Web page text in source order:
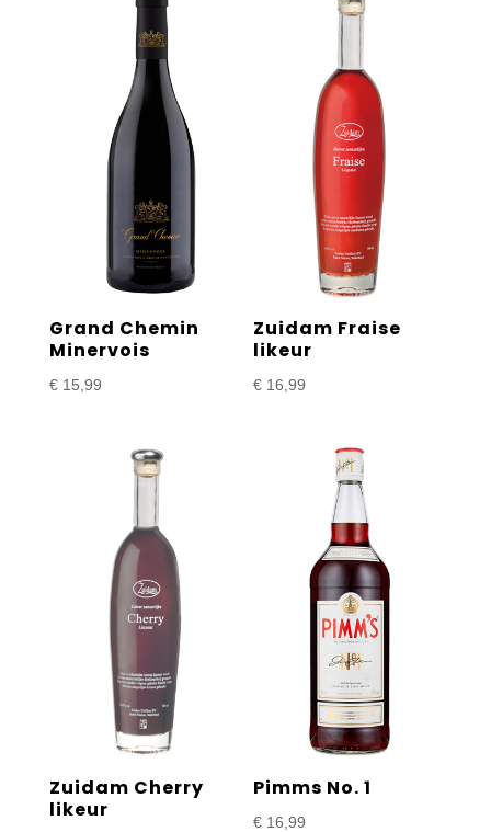
Grand Chemin
Minervois
€15,99
Zuidam Fraise
likeur
€ 16,99
Zuidam Cherry
likeur
Pimms No. 1
€ 16,99